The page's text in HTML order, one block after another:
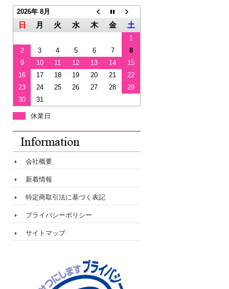
2026年 8月
日 月 火 水 木 金 土
1
2
3 4 5 6 7
8
9
10 11 12 13 14
15
16
17 18 19 20 21
22
23
24 25 26 27 28
29
30
31
休業日
会社概要
新着情報
特定商取引法に基づく表記
プライバシーポリシー
サイトマップ